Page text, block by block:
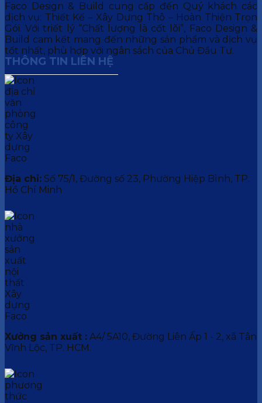
Faco Design & Build cung cấp đến Quý khách các
dịch vụ: Thiết Kế – Xây Dựng Thô – Hoàn Thiện Trọn
Gói. Với triết lý “Chất lượng là cốt lõi”, Faco Design &
Build cam kết mang đến những sản phẩm và dịch vụ
tốt nhất, phù hợp với ngân sách của Chủ Đầu Tư.
THÔNG TIN LIÊN HỆ
Địa chỉ: Số 75/1, Đường số 23, Phường Hiệp Bình, TP.
Hồ Chí Minh
Xưởng sản xuất : A4/ 5A10, Đường Liên Ấp 1 - 2, xã Tân
Vĩnh Lộc, TP. HCM.